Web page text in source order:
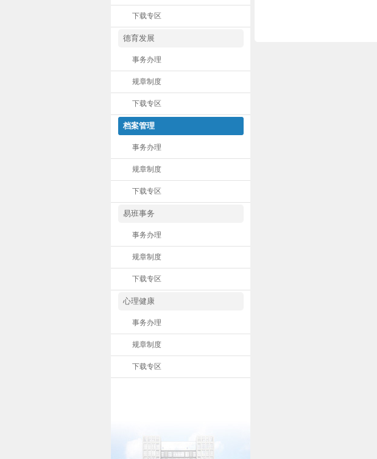
下载专区
德育发展
事务办理
规章制度
下载专区
档案管理
事务办理
规章制度
下载专区
易班事务
事务办理
规章制度
下载专区
心理健康
事务办理
规章制度
下载专区